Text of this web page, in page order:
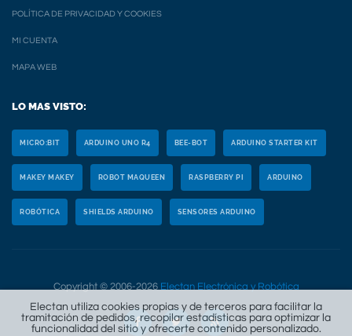
POLÍTICA DE PRIVACIDAD Y COOKIES
MI CUENTA
MAPA WEB
LO MAS VISTO:
MICRO:BIT ARDUINO UNO R4 BEE-BOT ARDUINO STARTER KIT
MAKEY MAKEY ROBOT MAQUEEN RASPBERRY PI ARDUINO
ROBÓTICA SHIELDS ARDUINO SENSORES ARDUINO
Copyright © 2006-2026 Electan Electrónica y Robótica
Electan utiliza cookies propias y de terceros para facilitar la
tramitación de pedidos, recopilar estadísticas para optimizar la
funcionalidad del sitio y ofrecerte contenido personalizado.